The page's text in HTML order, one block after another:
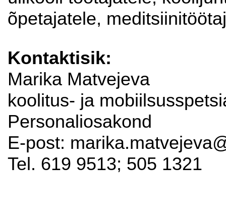
õpetajatele,
Kontaktisik:
Marika Matvejeva
koolitus- ja
Personaliosakond
E-post:
Tel. 619 9513; 505 1321